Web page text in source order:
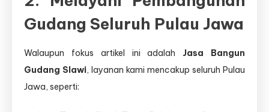
Gudang Seluruh Pulau Jawa
Walaupun fokus artikel ini adalah Jasa Bangun
Gudang Slawi, layanan kami mencakup seluruh Pulau
Jawa, seperti: